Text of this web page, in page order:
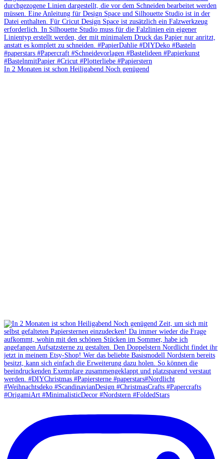
In 2 Monaten ist schon Heiligabend Noch genügend